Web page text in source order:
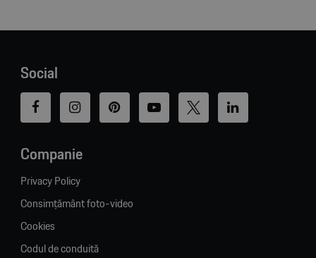
Social
Companie
Privacy Policy
Consimțământ foto-video
Cookies
Codul de conduită